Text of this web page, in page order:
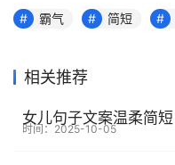
霸气 简短
相关推荐
女儿句子文案温柔简短
时间：2025-10-05